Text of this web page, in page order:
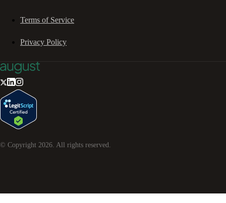
Terms of Service
Privacy Policy
© Copyright 2026. All rights reserved.